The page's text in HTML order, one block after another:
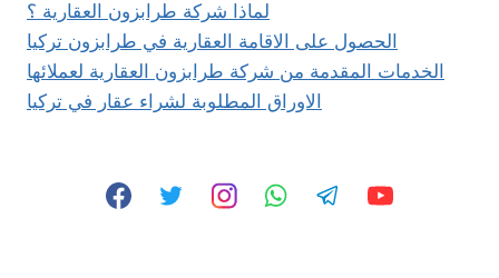
لماذا شركة طرابزون العقارية ؟
الحصول على الاقامة العقارية في طرابزون تركيا
الخدمات المقدمة من شركة طرابزون العقارية لعملائها
الاوراق المطلوبة لشراء عقار في تركيا